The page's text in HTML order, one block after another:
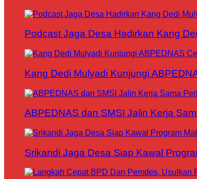
Podcast Jaga Desa Hadirkan Kang
Kang Dedi Mulyadi Kunjungi
ABPEDNAS dan SMSI Jalin Kerja
Srikandi Jaga Desa Siap Kawal